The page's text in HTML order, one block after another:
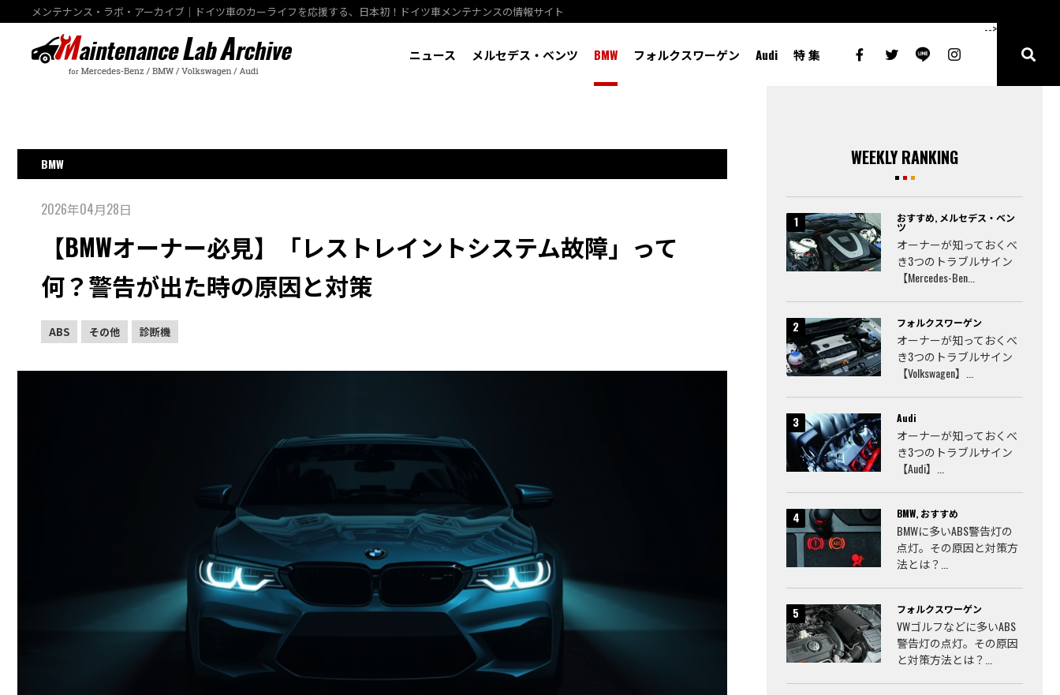
メンテナンス・ラボ・アーカイブ｜ドイツ車のカーライフを応援する、日本初！ドイツ車メンテナンスの情報サイト
ニュース メルセデス・ベンツ BMW フォルクスワーゲン Audi 特 集
-->
BMW
2026年04月28日
【BMWオーナー必見】「レストレイントシステム故障」って
何？警告が出た時の原因と対策
ABS その他 診断機
WEEKLY RANKING
おすすめ, メルセデス・ベン
ツ
オーナーが知っておくべ
き3つのトラブルサイン
【Mercedes-Ben...
フォルクスワーゲン
オーナーが知っておくべ
き3つのトラブルサイン
【Volkswagen】...
Audi
オーナーが知っておくべ
き3つのトラブルサイン
【Audi】...
BMW, おすすめ
BMWに多いABS警告灯の
点灯。その原因と対策方
法とは？...
フォルクスワーゲン
VWゴルフなどに多いABS
警告灯の点灯。その原因
と対策方法とは？...